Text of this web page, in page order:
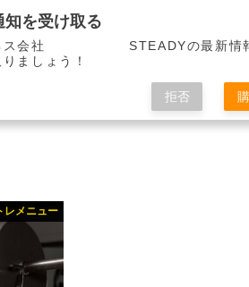
レメニュー
を受け取る
ネス会社 STEADYの最新情報
ましょう！
拒否